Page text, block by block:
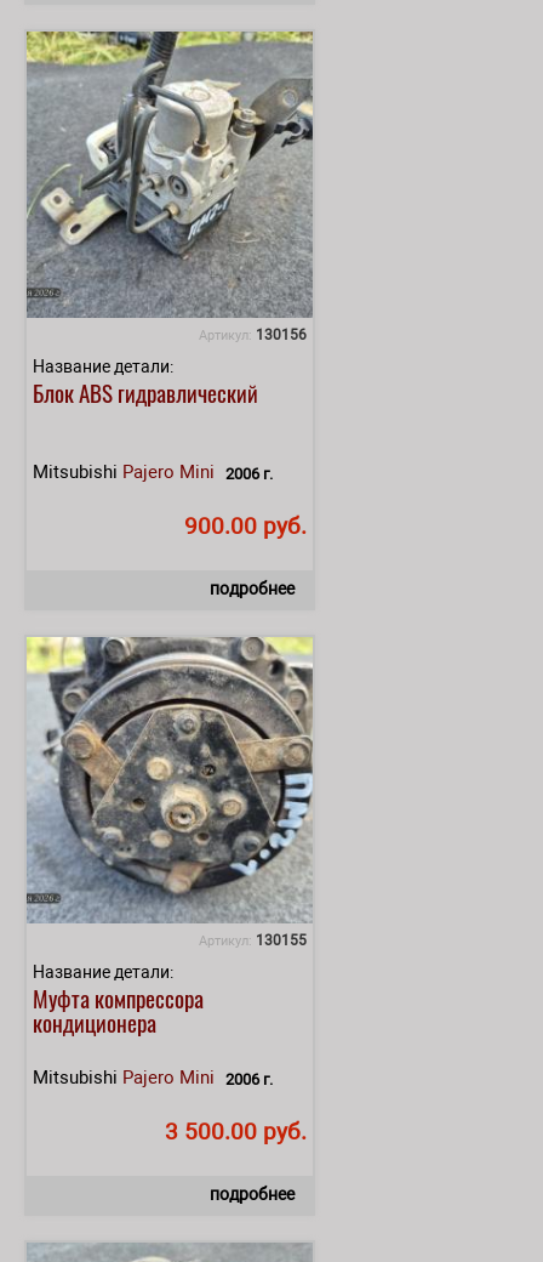
Артикул: 130156
Название детали:
Блок АВS гидравлический
Mitsubishi Pajero Mini 2006 г.
900.00 руб.
подробнее
Артикул: 130155
Название детали:
Муфта компрессора
кондиционера
Mitsubishi Pajero Mini 2006 г.
3 500.00 руб.
подробнее